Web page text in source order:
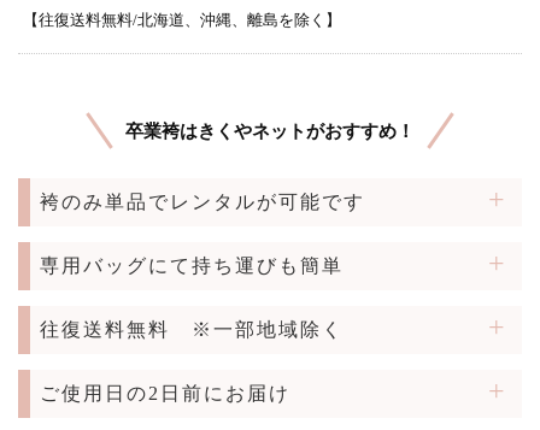
【往復送料無料/北海道、沖縄、離島を除く】
卒業袴はきくやネットがおすすめ！
袴のみ単品でレンタルが可能です
専用バッグにて持ち運びも簡単
往復送料無料 ※一部地域除く
ご使用日の2日前にお届け